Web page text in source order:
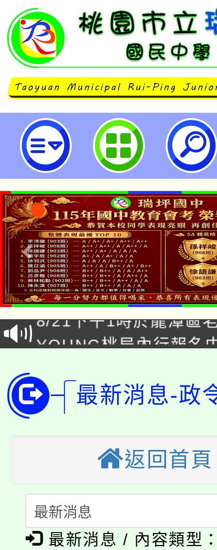
季節性流感防治工作手冊(115年2
市立瑞坪國民中學
「本色祭」8/29、30在
場熱烈登場!
8/21下午1時於龍潭區
徵才活動。
YOUNG桃局內行報名
開!
115年桃園市運動會8/
田徑場及游泳池舉行。
桃園市低收入戶享有免
視費優惠，中低收入戶
半價優惠，詳情可洽有
者。
大園自造教育及科技中
份教師增能研習
大溪自造教育及科技
份教師研習
淨零綠生活教案入校路
會
115年食農教育專業人
程
「本色祭」8/29、30在
最新消息-政
返回首頁
最新消息 / 內容類型